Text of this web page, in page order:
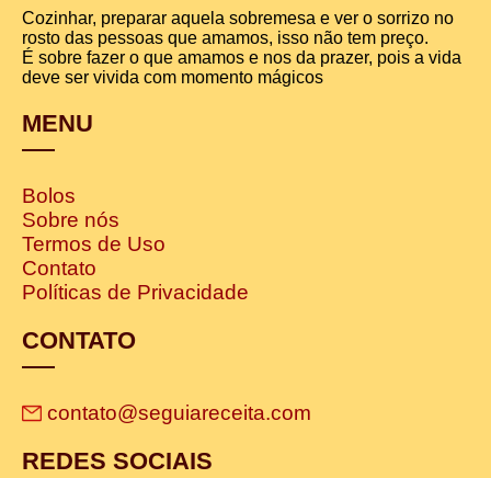
Cozinhar, preparar aquela sobremesa e ver o sorrizo no
rosto das pessoas que amamos, isso não tem preço.
É sobre fazer o que amamos e nos da prazer, pois a vida
deve ser vivida com momento mágicos
MENU
Bolos
Sobre nós
Termos de Uso
Contato
Políticas de Privacidade
CONTATO
contato@seguiareceita.com
REDES SOCIAIS